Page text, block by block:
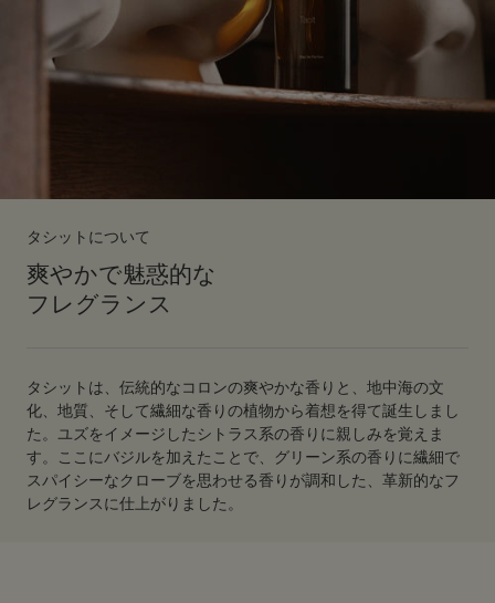
タシットについて
爽やかで魅惑的な
フレグランス
タシットは、伝統的なコロンの爽やかな香りと、地中海の文
化、地質、そして繊細な香りの植物から着想を得て誕生しまし
た。ユズをイメージしたシトラス系の香りに親しみを覚えま
す。ここにバジルを加えたことで、グリーン系の香りに繊細で
スパイシーなクローブを思わせる香りが調和した、革新的なフ
レグランスに仕上がりました。